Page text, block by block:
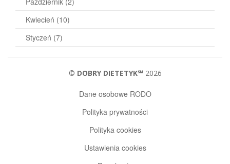
Kwiecień (10)
Styczeń (7)
© DOBRY DIETETYK℠2026
Dane osobowe RODO
Polityka prywatności
Polityka cookies
Ustawienia cookies